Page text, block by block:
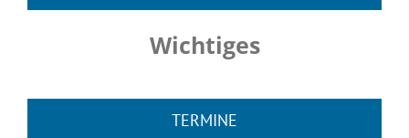
Wichtiges
TERMINE